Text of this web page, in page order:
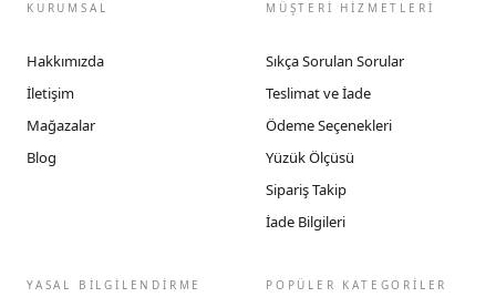
KURUMSAL
Hakkımızda
İletişim
Mağazalar
Blog
MÜŞTERİ HİZMETLERİ
Sıkça Sorulan Sorular
Teslimat ve İade
Ödeme Seçenekleri
Yüzük Ölçüsü
Sipariş Takip
İade Bilgileri
YASAL BİLGİLENDİRME POPÜLER KATEGORİLER